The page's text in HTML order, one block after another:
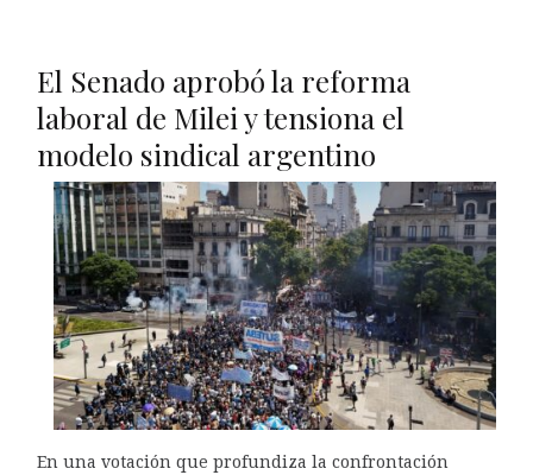
El Senado aprobó la reforma
laboral de Milei y tensiona el
modelo sindical argentino
En una votación que profundiza la confrontación